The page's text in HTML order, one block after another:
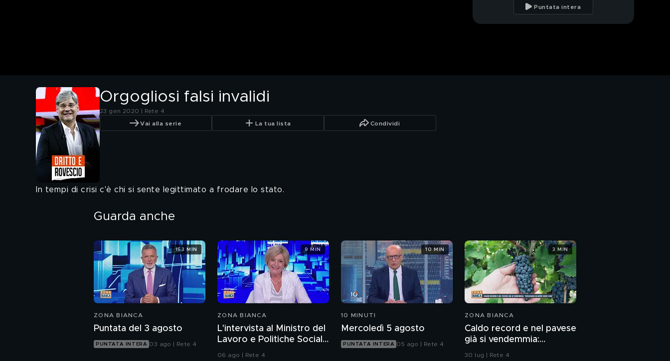
Un caso di violenza a
Roma
Il timbratore desnudo
Puntata intera
Orgogliosi falsi invalidi
23 gen 2020 | Rete 4
Vai alla serie La tua lista Condividi
In tempi di crisi c'è chi si sente legittimato a frodare lo stato.
Guarda anche
ZONA BIANCA
Puntata del 3 agosto
PUNTATA INTERA 03 ago | Rete 4
153 MIN
ZONA BIANCA
L'intervista al Ministro del
Lavoro e Politiche Sociali
Marina Calderone
06 ago | Rete 4
9 MIN
10 MINUTI
Mercoledì 5 agosto
PUNTATA INTERA 05 ago | Rete 4
10 MIN
ZONA BIANCA
Caldo record e nel pavese
già si vendemmia:
"Rischiamo di avere meno
30 lug | Rete 4
3 MIN